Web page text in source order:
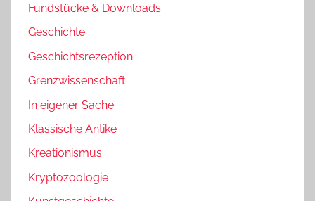
Fundstücke & Downloads
Geschichte
Geschichtsrezeption
Grenzwissenschaft
In eigener Sache
Klassische Antike
Kreationismus
Kryptozoologie